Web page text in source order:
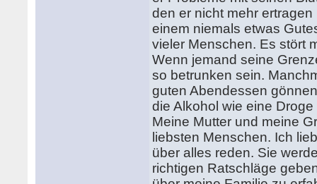
den er nicht mehr
einem niemals etwas
vieler Menschen. Es stört
Wenn jemand seine
so betrunken sein.
guten Abendessen
die Alkohol wie eine
Meine Mutter und meine
liebsten Menschen. Ich
über alles reden. Sie
richtigen Ratschläge